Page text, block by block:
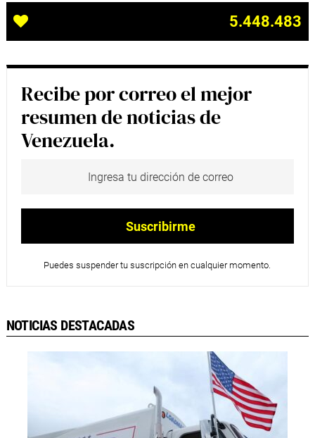
5.448.483
Recibe por correo el mejor
resumen de noticias de
Venezuela.
Puedes suspender tu suscripción en cualquier momento.
NOTICIAS DESTACADAS